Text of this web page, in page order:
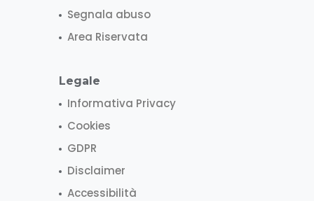
Segnala abuso
Area Riservata
Legale
Informativa Privacy
Cookies
GDPR
Disclaimer
Accessibilità